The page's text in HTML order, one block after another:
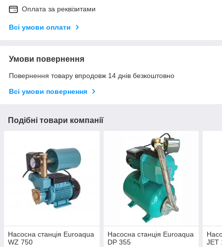
Оплата за реквізитами
Всі умови оплати
Умови повернення
Повернення товару впродовж 14 днів безкоштовно
Всі умови повернення
Подібні товари компанії
Насосна станція Euroaqua
WZ 750
Насосна станція Euroaqua
DP 355
JET